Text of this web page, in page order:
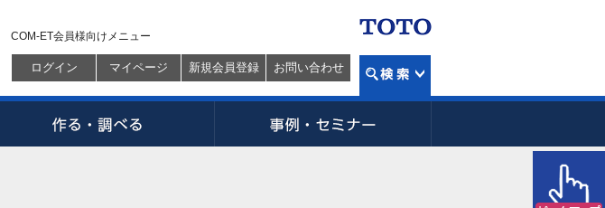
COM-ET会員様向けメニュー
ログイン マイページ 新規会員登録 お問い合わせ